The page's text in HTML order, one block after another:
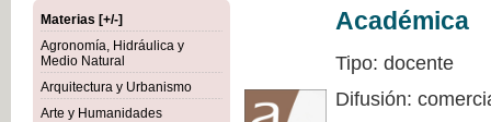
Materias [+/-]
Agronomía, Hidráulica y
Medio Natural
Arquitectura y Urbanismo
Arte y Humanidades
Académica
Tipo: docente
Difusión: